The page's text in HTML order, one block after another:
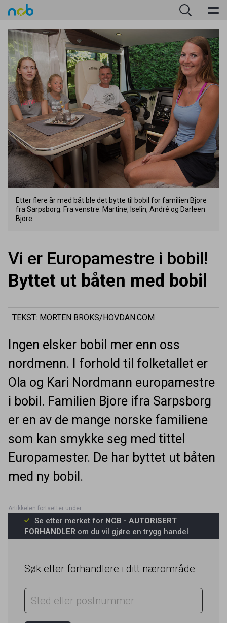
Etter flere år med båt ble det bytte til bobil for familien Bjore
fra Sarpsborg. Fra venstre: Martine, Iselin, André og Darleen
Bjore.
Vi er Europamestre i bobil!
Byttet ut båten med bobil
TEKST: MORTEN BROKS/HOVDAN.COM
Ingen elsker bobil mer enn oss
nordmenn. I forhold til folketallet er
Ola og Kari Nordmann europamestre
i bobil. Familien Bjore ifra Sarpsborg
er en av de mange norske familiene
som kan smykke seg med tittel
Europamester. De har byttet ut båten
med ny bobil.
Se etter merket for NCB - AUTORISERT
FORHANDLER om du vil gjøre en trygg handel
Søk etter forhandlere i ditt nærområde